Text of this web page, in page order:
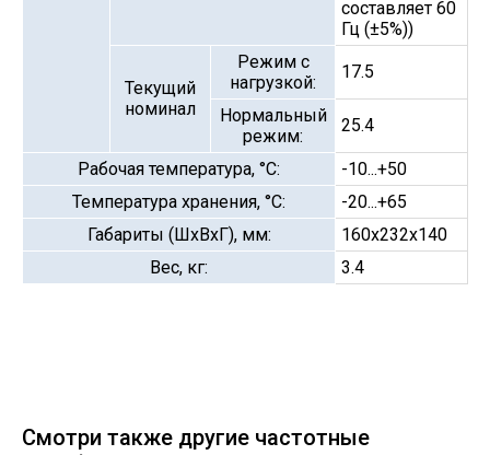
составляет 60
Гц (±5%))
Текущий
номинал
Режим с
нагрузкой:
17.5
Нормальный
режим:
25.4
Рабочая температура, °С:
-10...+50
Температура хранения, °С:
-20...+65
Габариты (ШхВхГ), мм:
160х232х140
Вес, кг:
3.4
Смотри также другие частотные